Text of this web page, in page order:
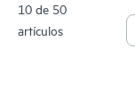
10 de 50
artículos